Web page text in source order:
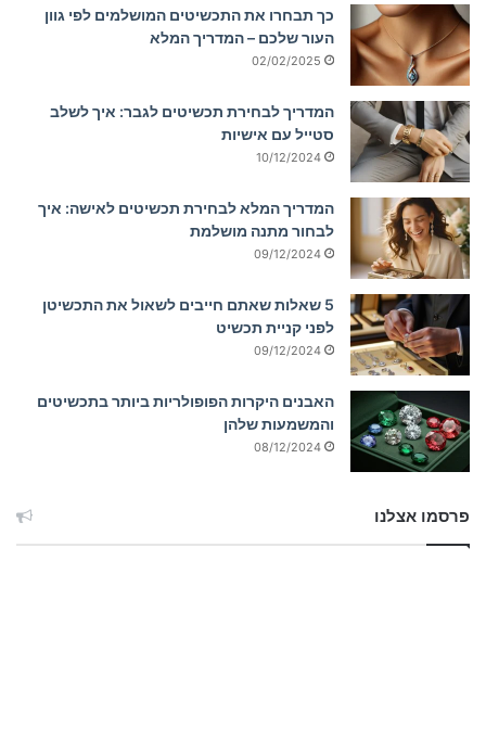
כך תבחרו את התכשיטים המושלמים לפי גוון
העור שלכם – המדריך המלא
02/02/2025
המדריך לבחירת תכשיטים לגבר: איך לשלב
סטייל עם אישיות
10/12/2024
המדריך המלא לבחירת תכשיטים לאישה: איך
לבחור מתנה מושלמת
09/12/2024
5 שאלות שאתם חייבים לשאול את התכשיטן
לפני קניית תכשיט
09/12/2024
האבנים היקרות הפופולריות ביותר בתכשיטים
והמשמעות שלהן
08/12/2024
פרסמו אצלנו